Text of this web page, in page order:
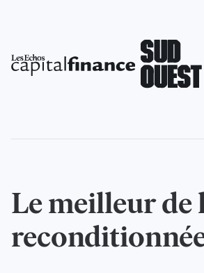
Le meilleur de